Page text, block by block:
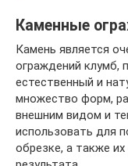
Каменные
Камень является
ограждений клумб,
естественный и
множество форм,
внешним видом и
использовать для
обрезке, а также